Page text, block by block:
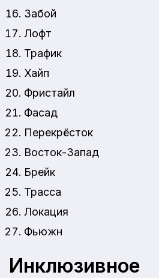
Забой
Лофт
Трафик
Хайп
Фристайл
Фасад
Перекрёсток
Восток-Запад
Брейк
Трасса
Локация
Фьюжн
Инклюзивное